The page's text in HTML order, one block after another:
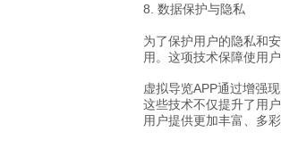
8. 数据保护与隐私
为了保护用户的隐私和
用。这项技术保障使用
虚拟导览APP通过增强
这些技术不仅提升了用
用户提供更加丰富、多彩